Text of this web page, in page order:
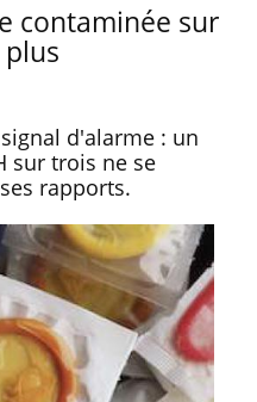
contaminée sur
d'alarme : un
sur trois ne se
rapports.